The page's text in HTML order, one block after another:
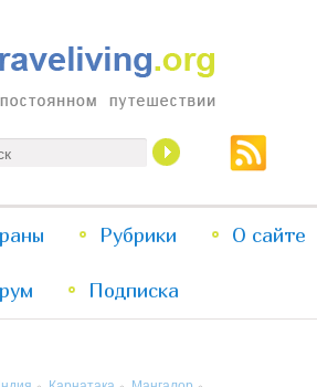
Перейти
к
Перейти
к
Рубрики О сайте
Подписка